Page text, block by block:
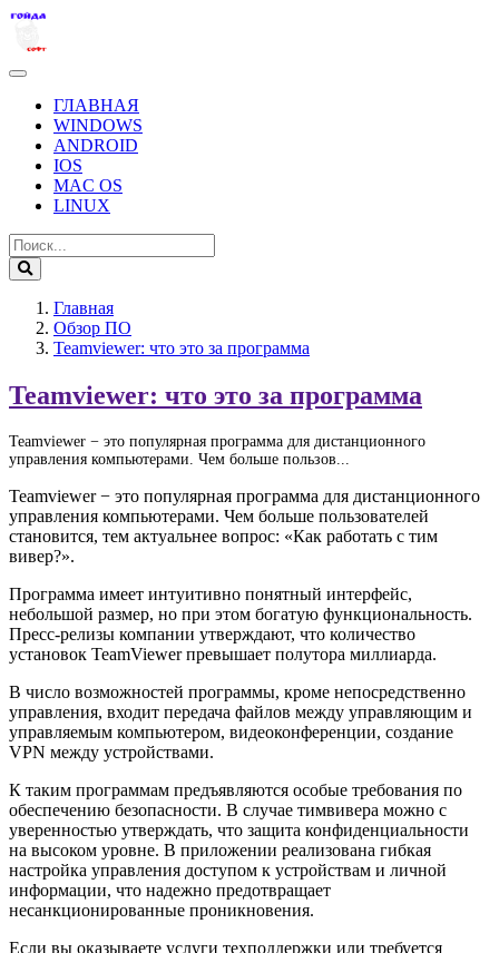
ГЛАВНАЯ
WINDOWS
ANDROID
IOS
MAC OS
LINUX
Главная
Обзор ПО
Teamviewer: что это за программа
Teamviewer: что это за программа
Teamviewer − это популярная программа для дистанционного
управления компьютерами. Чем больше пользов...
Teamviewer − это популярная программа для дистанционного
управления компьютерами. Чем больше пользователей
становится, тем актуальнее вопрос: «Как работать с тим
вивер?».
Программа имеет интуитивно понятный интерфейс,
небольшой размер, но при этом богатую функциональность.
Пресс-релизы компании утверждают, что количество
установок TeamViewer превышает полутора миллиарда.
В число возможностей программы, кроме непосредственно
управления, входит передача файлов между управляющим и
управляемым компьютером, видеоконференции, создание
VPN между устройствами.
К таким программам предъявляются особые требования по
обеспечению безопасности. В случае тимвивера можно с
уверенностью утверждать, что защита конфиденциальности
на высоком уровне. В приложении реализована гибкая
настройка управления доступом к устройствам и личной
информации, что надежно предотвращает
несанкционированные проникновения.
Если вы оказываете услуги техподдержки или требуется